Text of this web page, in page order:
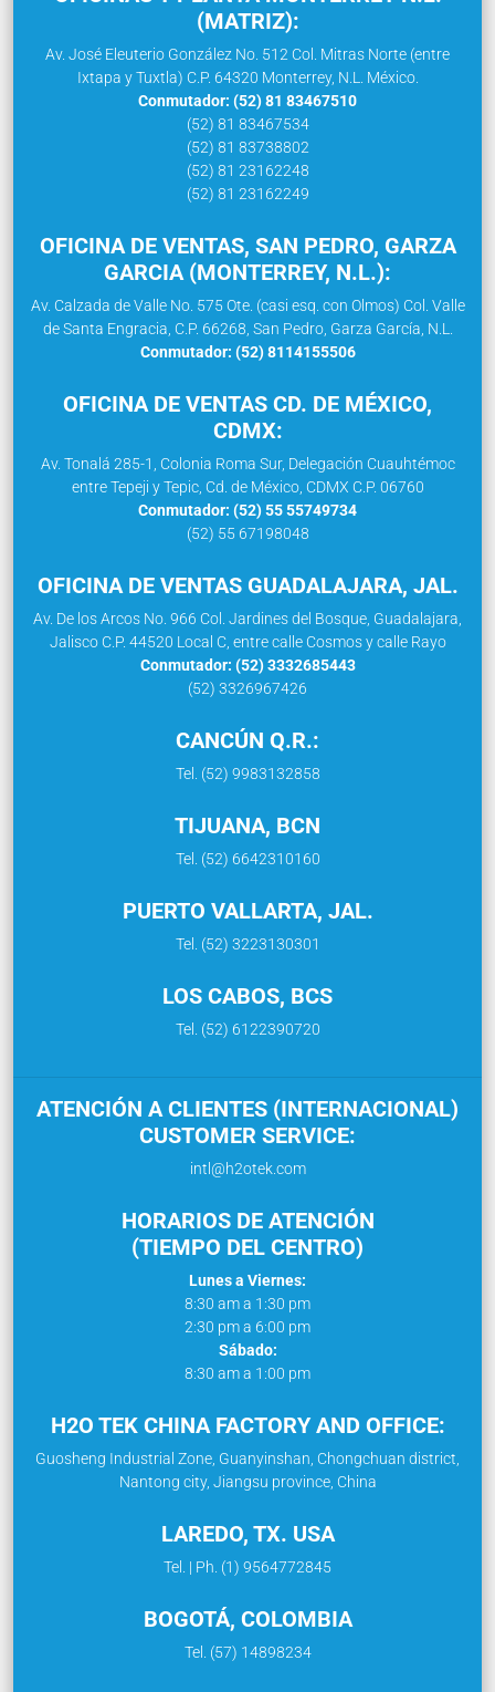
(MATRIZ):
Av. José Eleuterio González No. 512 Col. Mitras Norte (entre
Ixtapa y Tuxtla) C.P. 64320 Monterrey, N.L. México.
Conmutador: (52) 81 83467510
(52) 81 83467534
(52) 81 83738802
(52) 81 23162248
(52) 81 23162249
OFICINA DE VENTAS, SAN PEDRO, GARZA
GARCIA (MONTERREY, N.L.):
Av. Calzada de Valle No. 575 Ote. (casi esq. con Olmos) Col. Valle
de Santa Engracia, C.P. 66268, San Pedro, Garza García, N.L.
Conmutador: (52) 8114155506
OFICINA DE VENTAS CD. DE MÉXICO,
CDMX:
Av. Tonalá 285-1, Colonia Roma Sur, Delegación Cuauhtémoc
entre Tepeji y Tepic, Cd. de México, CDMX C.P. 06760
Conmutador: (52) 55 55749734
(52) 55 67198048
OFICINA DE VENTAS GUADALAJARA, JAL.
Av. De los Arcos No. 966 Col. Jardines del Bosque, Guadalajara,
Jalisco C.P. 44520 Local C, entre calle Cosmos y calle Rayo
Conmutador: (52) 3332685443
(52) 3326967426
CANCÚN Q.R.:
Tel. (52) 9983132858
TIJUANA, BCN
Tel. (52) 6642310160
PUERTO VALLARTA, JAL.
Tel. (52) 3223130301
LOS CABOS, BCS
Tel. (52) 6122390720
ATENCIÓN A CLIENTES (INTERNACIONAL)
CUSTOMER SERVICE:
intl@h2otek.com
HORARIOS DE ATENCIÓN
(TIEMPO DEL CENTRO)
Lunes a Viernes:
8:30 am a 1:30 pm
2:30 pm a 6:00 pm
Sábado:
8:30 am a 1:00 pm
H2O TEK CHINA FACTORY AND OFFICE:
Guosheng Industrial Zone, Guanyinshan, Chongchuan district,
Nantong city, Jiangsu province, China
LAREDO, TX. USA
Tel. | Ph. (1) 9564772845
BOGOTÁ, COLOMBIA
Tel. (57) 14898234